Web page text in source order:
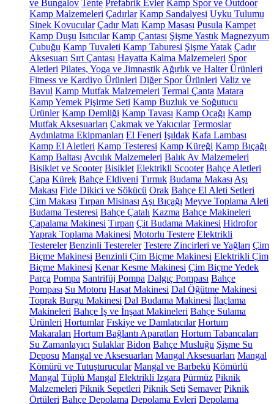
ve Bungalov Tente Prefabrik Evler Kamp Spor ve Outdoor
Kamp Malzemeleri Çadırlar Kamp Sandalyesi Uyku Tulumu
Sinek Kovucular Çadır Matı Kamp Masası Pusula Kampet
Kamp Duşu Isıtıcılar Kamp Çantası Şişme Yastık Magnezyum
Çubuğu Kamp Tuvaleti Kamp Taburesi Şişme Yatak Çadır
Aksesuarı Sırt Çantası Hayatta Kalma Malzemeleri Spor
Aletleri Pilates, Yoga ve Jimnastik Ağırlık ve Halter Ürünleri
Fitness ve Kardiyo Ürünleri Diğer Spor Ürünleri Valiz ve
Bavul Kamp Mutfak Malzemeleri Termal Çanta Matara
Kamp Yemek Pişirme Seti Kamp Buzluk ve Soğutucu
Ürünler Kamp Demliği Kamp Tavası Kamp Ocağı Kamp
Mutfak Aksesuarları Çakmak ve Yakıcılar Termoslar
Aydınlatma Ekipmanları El Feneri Işıldak Kafa Lambası
Kamp El Aletleri Kamp Testeresi Kamp Küreği Kamp Bıçağı
Kamp Baltası Avcılık Malzemeleri Balık Av Malzemeleri
Bisiklet ve Scooter Bisiklet Elektrikli Scooter Bahçe Aletleri
Çapa Kürek Bahçe Eldiveni Tırmık Budama Makası Aşı
Makası Fide Dikici ve Sökücü Orak Bahçe El Aleti Setleri
Çim Makası Tırpan Misinası Aşı Bıçağı Meyve Toplama Aleti
Budama Testeresi Bahçe Çatalı Kazma Bahçe Makineleri
Çapalama Makinesi Tırpan Çit Budama Makinesi Hidrofor
Yaprak Toplama Makinesi Motorlu Testere Elektrikli
Testereler Benzinli Testereler Testere Zincirleri ve Yağları Çim
Biçme Makinesi Benzinli Çim Biçme Makinesi Elektrikli Çim
Biçme Makinesi Kenar Kesme Makinesi Çim Biçme Yedek
Parça Pompa Santrifüj Pompa Dalgıç Pompası Bahçe
Pompası Su Motoru Hasat Makinesi Dal Öğütme Makinesi
Toprak Burgu Makinesi Dal Budama Makinesi İlaçlama
Makineleri Bahçe İş ve İnşaat Makineleri Bahçe Sulama
Ürünleri Hortumlar Fıskiye ve Damlatıcılar Hortum
Makaraları Hortum Bağlantı Aparatları Hortum Tabancaları
Su Zamanlayıcı Sulaklar Bidon Bahçe Musluğu Şişme Su
Deposu Mangal ve Aksesuarları Mangal Aksesuarları Mangal
Kömürü ve Tutuşturucular Mangal ve Barbekü Kömürlü
Mangal Tüplü Mangal Elektrikli Izgara Pürmüz Piknik
Malzemeleri Piknik Sepetleri Piknik Seti Semaver Piknik
Örtüleri Bahçe Depolama Depolama Evleri Depolama